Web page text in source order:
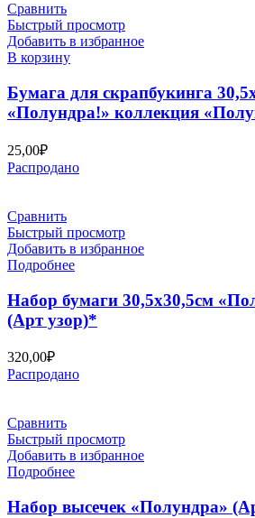
Сравнить
Быстрый просмотр
Добавить в избранное
В корзину
Бумага для скрапбукинга
«Полундра!» коллекция
25,00₽
Распродано
Сравнить
Быстрый просмотр
Добавить в избранное
Подробнее
Набор бумаги 30,5х30,5см
(Арт узор)*
320,00₽
Распродано
Сравнить
Быстрый просмотр
Добавить в избранное
Подробнее
Набор высечек «Полундра»